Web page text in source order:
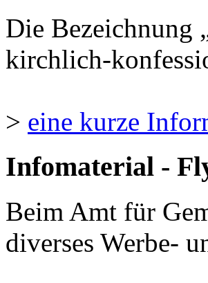
Die Bezeichnung
kirchlich-
> eine kurze
Infomaterial -
Beim Amt für
diverses Werbe-